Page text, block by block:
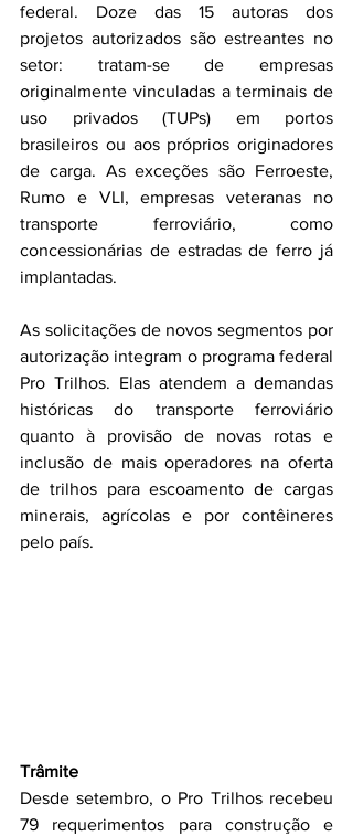
federal. Doze das 15 autoras dos
projetos autorizados são estreantes no
setor: tratam-se de empresas
originalmente vinculadas a terminais de
uso privados (TUPs) em portos
brasileiros ou aos próprios originadores
de carga. As exceções são Ferroeste,
Rumo e VLI, empresas veteranas no
transporte ferroviário, como
concessionárias de estradas de ferro já
implantadas.
As solicitações de novos segmentos por
autorização integram o programa federal
Pro Trilhos. Elas atendem a demandas
históricas do transporte ferroviário
quanto à provisão de novas rotas e
inclusão de mais operadores na oferta
de trilhos para escoamento de cargas
minerais, agrícolas e por contêineres
pelo país.
Trâmite
Desde setembro, o Pro Trilhos recebeu
79 requerimentos para construção e